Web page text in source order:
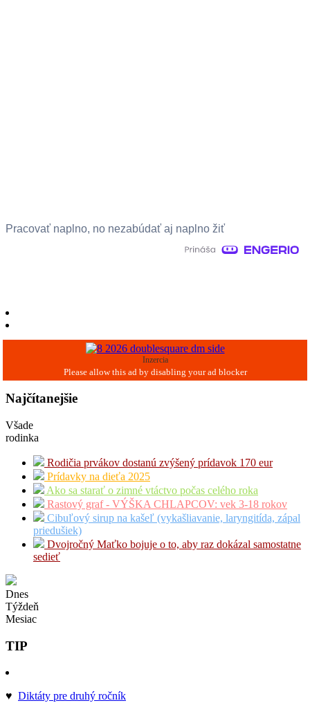
Pracovať naplno, no nezabúdať aj naplno žiť
Inzercia
Najčítanejšie
Všade
rodinka
Rodičia prvákov dostanú zvýšený prídavok 170 eur
Prídavky na dieťa 2025
Ako sa starať o zimné vtáctvo počas celého roka
Rastový graf - VÝŠKA CHLAPCOV: vek 3-18 rokov
Cibuľový sirup na kašeľ (vykašliavanie, laryngitída, zápal
priedušiek)
Dvojročný Maťko bojuje o to, aby raz dokázal samostatne
sedieť
Dnes
Týždeň
Mesiac
TIP
♥ Diktáty pre druhý ročník